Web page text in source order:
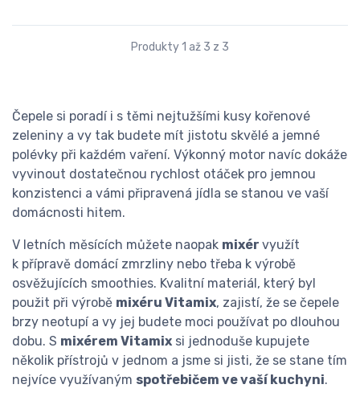
Produkty 1 až 3 z 3
Čepele si poradí i s těmi nejtužšími kusy kořenové
zeleniny a vy tak budete mít jistotu skvělé a jemné
polévky při každém vaření. Výkonný motor navíc dokáže
vyvinout dostatečnou rychlost otáček pro jemnou
konzistenci a vámi připravená jídla se stanou ve vaší
domácnosti hitem.
V letních měsících můžete naopak mixér využít
k přípravě domácí zmrzliny nebo třeba k výrobě
osvěžujících smoothies. Kvalitní materiál, který byl
použit při výrobě mixéru Vitamix, zajistí, že se čepele
brzy neotupí a vy jej budete moci používat po dlouhou
dobu. S mixérem Vitamix si jednoduše kupujete
několik přístrojů v jednom a jsme si jisti, že se stane tím
nejvíce využívaným spotřebičem ve vaší kuchyni.